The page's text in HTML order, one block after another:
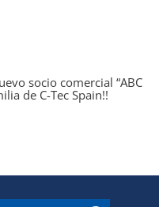
socio comercial “ABC
de C-Tec Spain!!